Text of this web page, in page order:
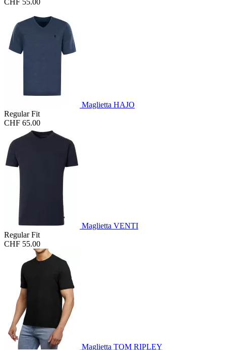
Maglietta HAJO
Regular Fit
CHF 65.00
Maglietta VENTI
Regular Fit
CHF 55.00
Maglietta TOM RIPLEY